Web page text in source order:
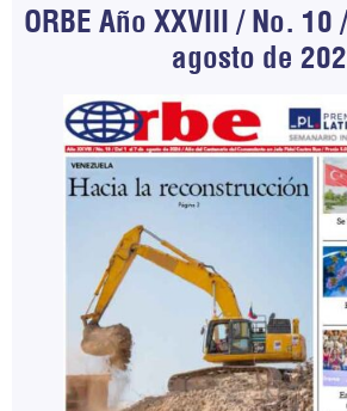
ORBE Año XXVIII / No.
agosto de